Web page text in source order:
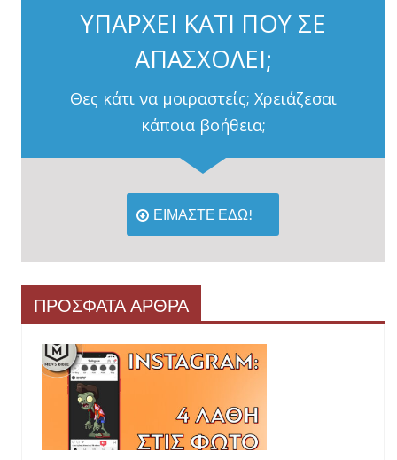
ΥΠΑΡΧΕΙ ΚΑΤΙ ΠΟΥ ΣΕ
ΑΠΑΣΧΟΛΕΙ;
Θες κάτι να μοιραστείς; Χρειάζεσαι
κάποια βοήθεια;
ΕΙΜΑΣΤΕ ΕΔΩ!
ΠΡΟΣΦΑΤΑ ΑΡΘΡΑ